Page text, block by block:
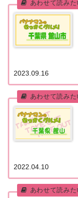
2023.09.16
2022.04.10